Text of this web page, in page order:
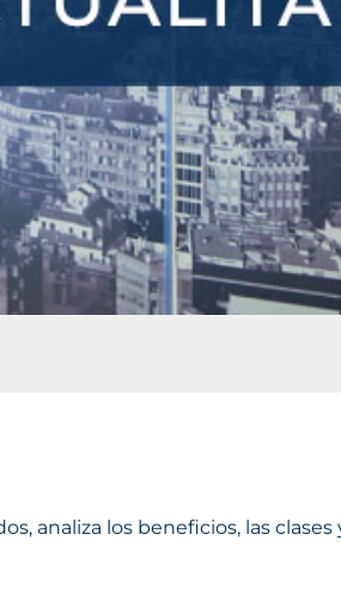
analiza los beneficios, las